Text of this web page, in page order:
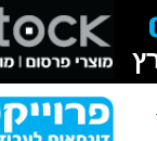
פרסום לכנסים,